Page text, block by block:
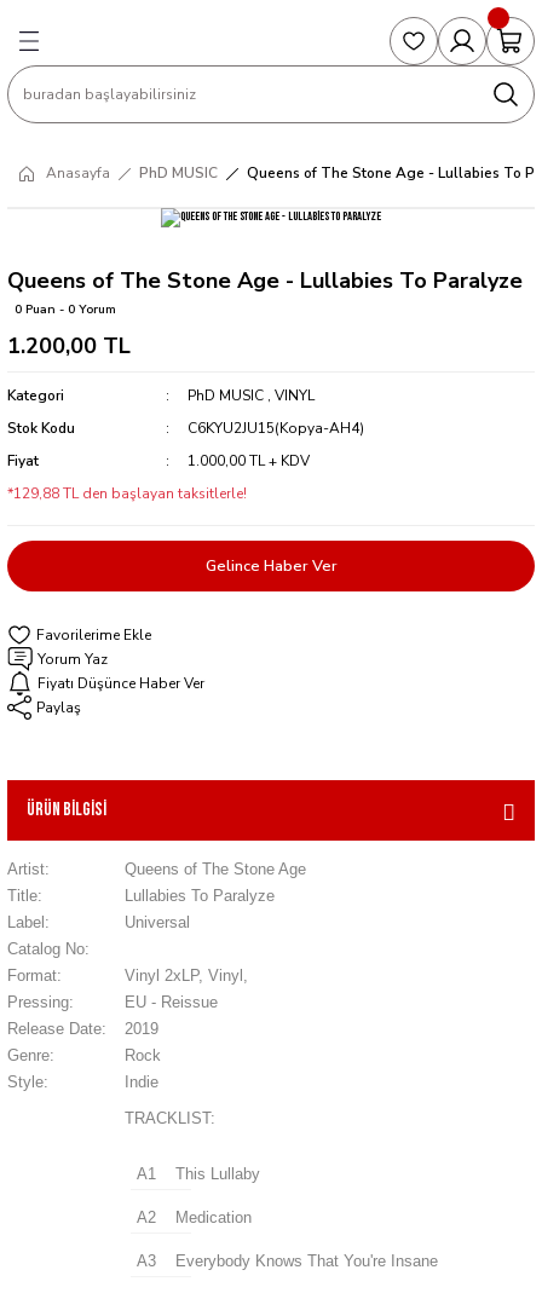
Hardcover
MANGA
SOFTCOVER & TP
DARK HORSE
DC COMICS
IMAGE COMICS
DC COMICS
FOC
MARVEL COMICS
Formula Singles
Pokemon Singles
Formula 1
Anasayfa PhD MUSIC Queens of The Stone Age - Lullabies To
Queens of The Stone Age - Lullabies To Paralyze
0 Puan - 0 Yorum
1.200,00 TL
Kategori PhD MUSIC , VINYL
Stok Kodu
C6KYU2JU15(Kopya-AH4)
Fiyat
1.000,00 TL + KDV
*129,88 TL den başlayan taksitlerle!
Gelince Haber Ver
Yorum Yaz
Fiyatı Düşünce Haber Ver
Paylaş
Ürün Bilgisi
Artist:
Queens of The Stone Age
Title:
Lullabies To Paralyze
Label:
Universal
Catalog No:
Format:
Vinyl 2xLP, Vinyl,
Pressing:
EU - Reissue
Release Date:
2019
Genre:
Rock
Style:
Indie
TRACKLIST:
A1 This Lullaby
A2 Medication
A3 Everybody Knows That You're Insane